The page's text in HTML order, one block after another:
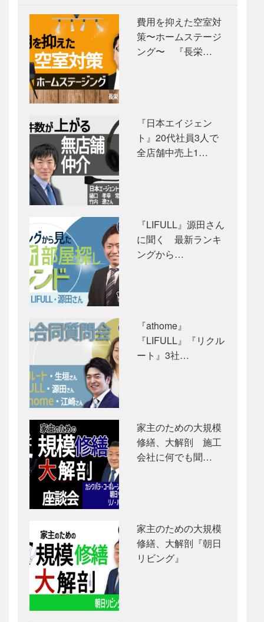
費用を抑えた空室対
策〜ホームステージ
ング〜 『長栄…
『日本エイジェン
ト』20代社員3人で
全店舗中売上1…
『LIFULL』源田さん
に聞く 最新ランキ
ングから…
『athome』
『LIFULL』『リクル
ート』3社…
家主のための大規模
修繕、大解剖 施工
会社に何でも聞…
家主のための大規模
修繕、大解剖『朝日
リビング』